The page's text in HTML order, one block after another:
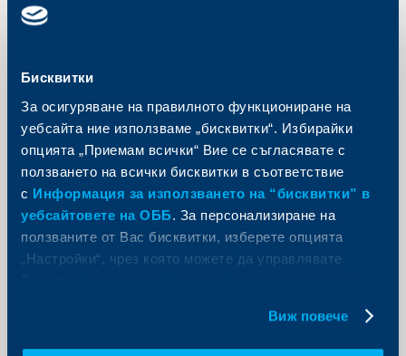
Бисквитки
За осигуряване на правилното функциониране на
уебсайта ние използваме „бисквитки“. Избирайки
опцията „Приемам всички“ Вие се съгласявате с
ползването на всички бисквитки в съответствие
с Информация за използването на “бисквитки” в
уебсайтовете на ОББ. За персонализиране на
ползваните от Вас бисквитки, изберете опцията
„Настройки“, чрез която можете да управлявате
Виж повече
KBC Груп
Обединена българска банка
раздава значителен дивидент на
своите акционери
05 декември 2016
5.12.2016 г.